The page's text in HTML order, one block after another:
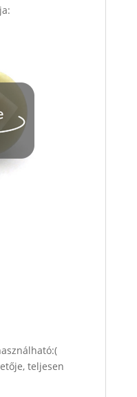
teljesen